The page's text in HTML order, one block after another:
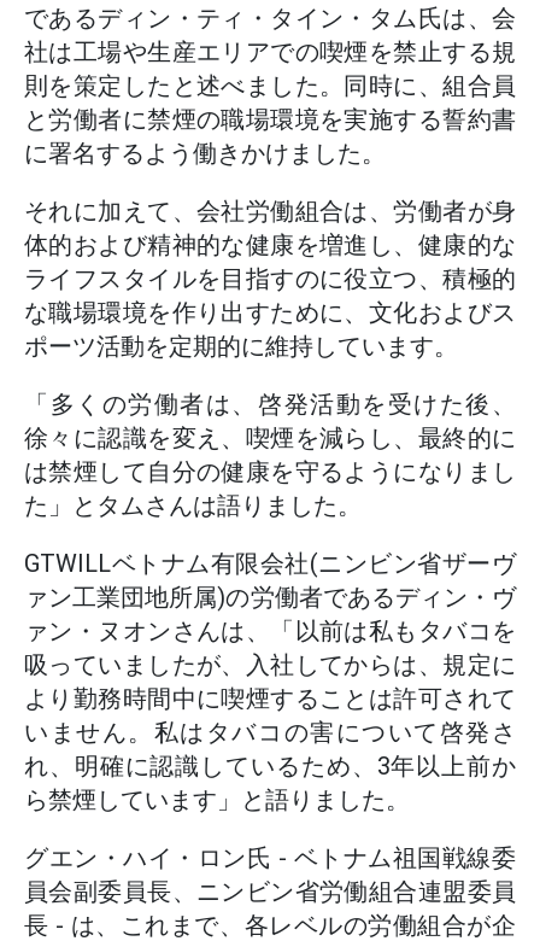
であるディン・ティ・タイン・タム氏は、会
社は工場や生産エリアでの喫煙を禁止する規
則を策定したと述べました。同時に、組合員
と労働者に禁煙の職場環境を実施する誓約書
に署名するよう働きかけました。
それに加えて、会社労働組合は、労働者が身
体的および精神的な健康を増進し、健康的な
ライフスタイルを目指すのに役立つ、積極的
な職場環境を作り出すために、文化およびス
ポーツ活動を定期的に維持しています。
「多くの労働者は、啓発活動を受けた後、
徐々に認識を変え、喫煙を減らし、最終的に
は禁煙して自分の健康を守るようになりまし
た」とタムさんは語りました。
GTWILLベトナム有限会社(ニンビン省ザーヴ
ァン工業団地所属)の労働者であるディン・ヴ
ァン・ヌオンさんは、「以前は私もタバコを
吸っていましたが、入社してからは、規定に
より勤務時間中に喫煙することは許可されて
いません。私はタバコの害について啓発さ
れ、明確に認識しているため、3年以上前か
ら禁煙しています」と語りました。
グエン・ハイ・ロン氏 - ベトナム祖国戦線委
員会副委員長、ニンビン省労働組合連盟委員
長 - は、これまで、各レベルの労働組合が企